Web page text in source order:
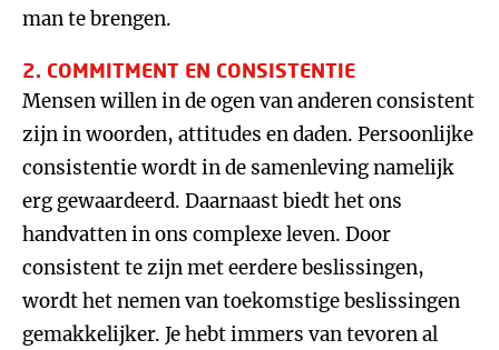
man te brengen.
2. COMMITMENT EN CONSISTENTIE
Mensen willen in de ogen van anderen consistent
zijn in woorden, attitudes en daden. Persoonlijke
consistentie wordt in de samenleving namelijk
erg gewaardeerd. Daarnaast biedt het ons
handvatten in ons complexe leven. Door
consistent te zijn met eerdere beslissingen,
wordt het nemen van toekomstige beslissingen
gemakkelijker. Je hebt immers van tevoren al